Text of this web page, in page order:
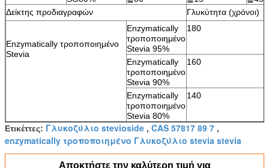
Δείκτης προδιαγραφών
Γλυκύτητα (χρόνοι)
Enzymatically τροποποιημένο
Stevia
Enzymatically
τροποποιημένο
Stevia 95%
180
Enzymatically
τροποποιημένο
Stevia 90%
160
Enzymatically
τροποποιημένο
Stevia 80%
140
Ετικέττες: Γλυκοζύλιο stevioside , CAS 57817 89 7 ,
enzymatically τροποποιημένο Γλυκοζύλιο stevia stevia
Αποκτήστε την καλύτερη τιμή για